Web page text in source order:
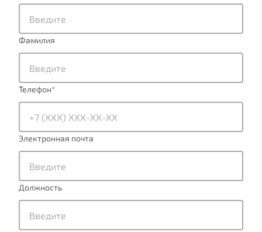
Фамилия
Телефон*
Электронная почта
Должность